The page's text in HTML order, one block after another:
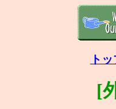
ト
[